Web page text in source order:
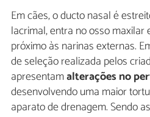
Em cães, o ducto nasal é
lacrimal, entra no osso maxilar
próximo às narinas externas.
de seleção realizada pelos
apresentamalterações no
desenvolvendo uma maior
aparato de drenagem. Sendo